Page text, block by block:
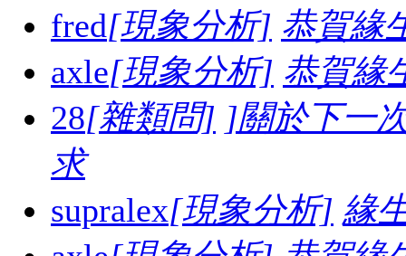
fred[現象分析] 恭賀緣
axle[現象分析] 恭賀緣
28[雜類問] ]關於下一
求
supralex[現象分析] 緣